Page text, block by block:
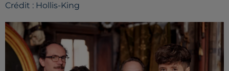
Crédit : Hollis-King